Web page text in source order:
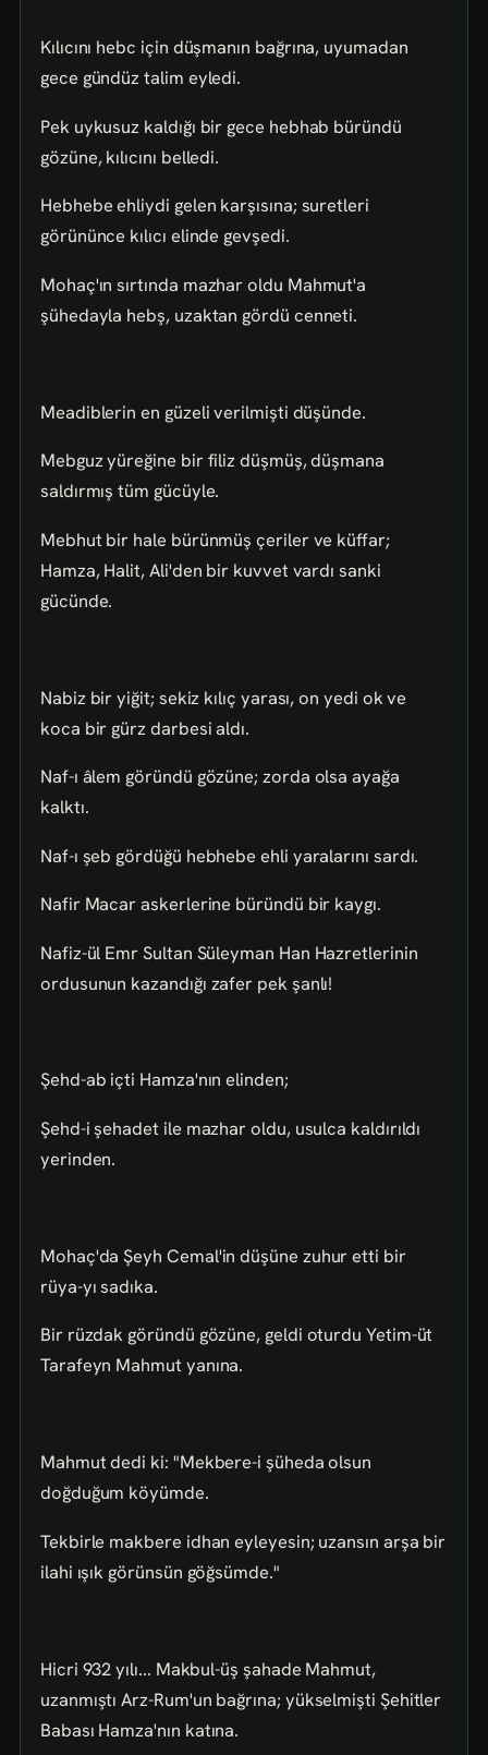
Kılıcını hebc için düşmanın bağrına, uyumadan
gece gündüz talim eyledi.
Pek uykusuz kaldığı bir gece hebhab büründü
gözüne, kılıcını belledi.
Hebhebe ehliydi gelen karşısına; suretleri
görününce kılıcı elinde gevşedi.
Mohaç'ın sırtında mazhar oldu Mahmut'a
şühedayla hebş, uzaktan gördü cenneti.
Meadiblerin en güzeli verilmişti düşünde.
Mebguz yüreğine bir filiz düşmüş, düşmana
saldırmış tüm gücüyle.
Mebhut bir hale bürünmüş çeriler ve küffar;
Hamza, Halit, Ali'den bir kuvvet vardı sanki
gücünde.
Nabiz bir yiğit; sekiz kılıç yarası, on yedi ok ve
koca bir gürz darbesi aldı.
Naf-ı âlem göründü gözüne; zorda olsa ayağa
kalktı.
Naf-ı şeb gördüğü hebhebe ehli yaralarını sardı.
Nafir Macar askerlerine büründü bir kaygı.
Nafiz-ül Emr Sultan Süleyman Han Hazretlerinin
ordusunun kazandığı zafer pek şanlı!
Şehd-ab içti Hamza'nın elinden;
Şehd-i şehadet ile mazhar oldu, usulca kaldırıldı
yerinden.
Mohaç'da Şeyh Cemal'in düşüne zuhur etti bir
rüya-yı sadıka.
Bir rüzdak göründü gözüne, geldi oturdu Yetim-üt
Tarafeyn Mahmut yanına.
Mahmut dedi ki: "Mekbere-i şüheda olsun
doğduğum köyümde.
Tekbirle makbere idhan eyleyesin; uzansın arşa bir
ilahi ışık görünsün göğsümde."
Hicri 932 yılı... Makbul-üş şahade Mahmut,
uzanmıştı Arz-Rum'un bağrına; yükselmişti Şehitler
Babası Hamza'nın katına.